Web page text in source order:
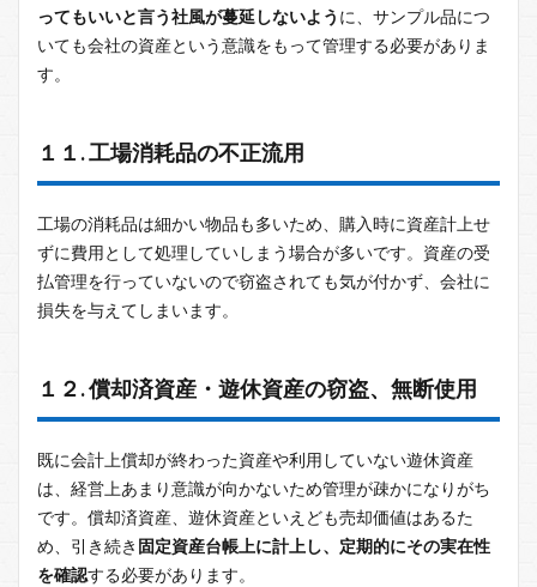
ってもいいと言う社風が蔓延しないよう に、サンプル品につ
いても会社の資産という意識をもって管理する必要がありま
す。
１１. 工場消耗品の不正流用
工場の消耗品は細かい物品も多いため、購入時に資産計上せ
ずに費用として処理していしまう場合が多いです。資産の受
払管理を行っていないので窃盗されても気が付かず、会社に
損失を与えてしまいます。
１２. 償却済資産・遊休資産の窃盗、無断使用
既に会計上償却が終わった資産や利用していない遊休資産
は、経営上あまり意識が向かないため管理が疎かになりがち
です。償却済資産、遊休資産といえども売却価値はあるた
め、引き続き 固定資産台帳上に計上し、定期的にその実在性
を確認する必要があります。